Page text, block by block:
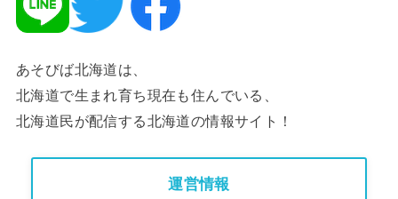
あそびば北海道は、
北海道で生まれ育ち現在も住んでいる、
北海道民が配信する北海道の情報サイト！
運営情報